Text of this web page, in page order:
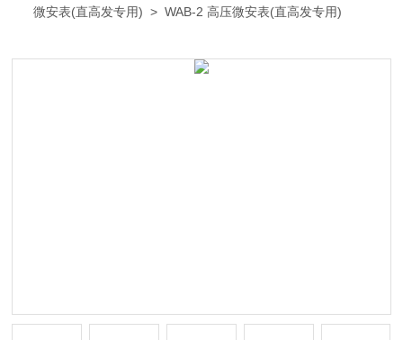
微安表(直高发专用) > WAB-2 高压微安表(直高发专用)